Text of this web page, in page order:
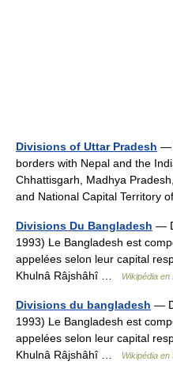
Divisions of Uttar Pradesh —
borders with Nepal and the
Chhattisgarh, Madhya
and National Capital Territory
Divisions Du Bangladesh —
1993) Le Bangladesh est
appelées selon leur capital
Khulnâ Râjshâhî …
Wikipédia
Divisions du bangladesh —
1993) Le Bangladesh est
appelées selon leur capital
Khulnâ Râjshâhî …
Wikipédia